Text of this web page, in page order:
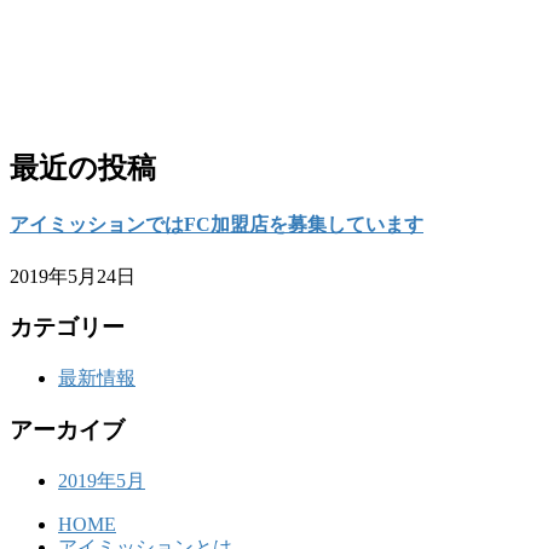
最近の投稿
アイミッションではFC加盟店を募集しています
2019年5月24日
カテゴリー
最新情報
アーカイブ
2019年5月
HOME